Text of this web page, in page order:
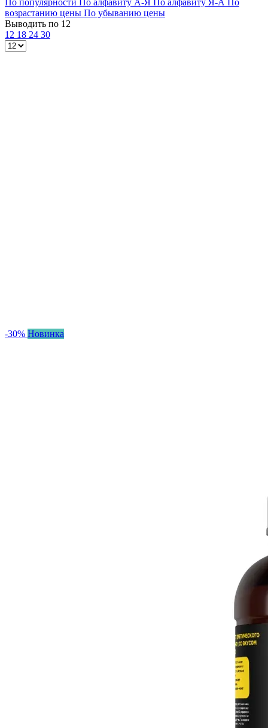
По популярности По алфавиту А-Я По алфавиту Я-А
По
возрастанию цены По убыванию цены
Выводить по 12
12 18 24 30
-30% Новинка